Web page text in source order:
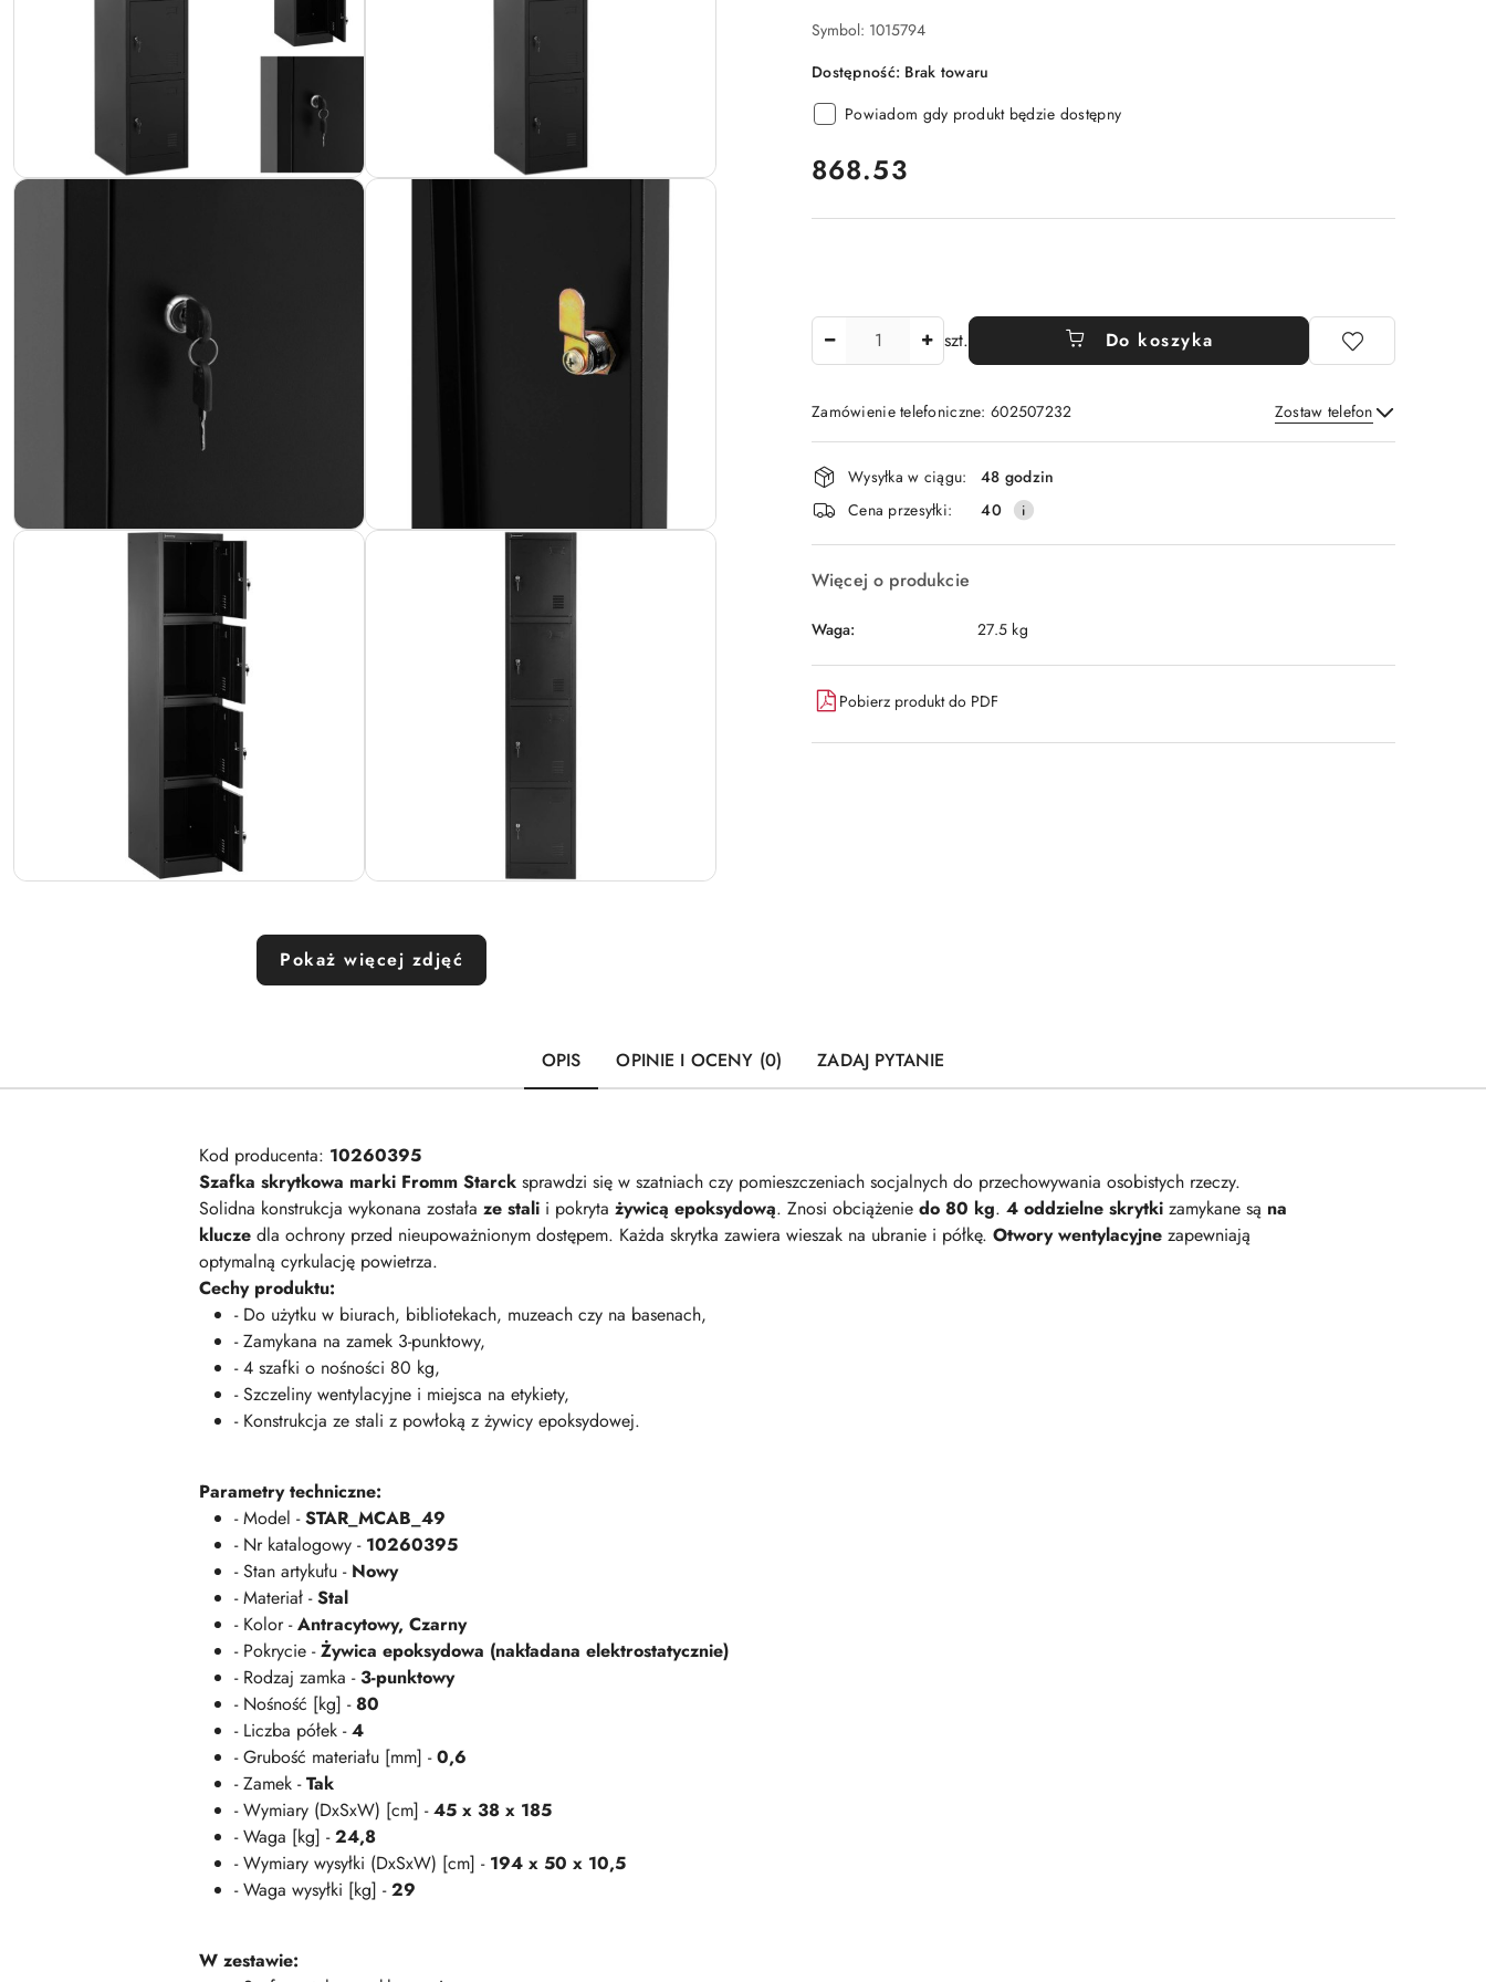
Pokaż więcej zdjęć
Symbol: 1015794
Dostępność: Brak towaru
Powiadom gdy produkt będzie dostępny
cena:
868.53
szt. Do koszyka
Zamówienie telefoniczne: 602507232 Zostaw telefon
Wyślij
Dostępność
i
dostawa
Wysyłka w ciągu:
48 godzin
Cena przesyłki:
40
Więcej o produkcie
Waga: 27.5 kg
Pobierz produkt do PDF
OPIS OPINIE I OCENY (0) ZADAJ PYTANIE
Kod producenta: 10260395
Szafka skrytkowa marki Fromm Starck sprawdzi się w szatniach czy pomieszczeniach socjalnych do przechowywania osobistych rzeczy.
Solidna konstrukcja wykonana została ze stali i pokryta żywicą epoksydową. Znosi obciążenie do 80 kg. 4 oddzielne skrytki zamykane są na
klucze dla ochrony przed nieupoważnionym dostępem. Każda skrytka zawiera wieszak na ubranie i półkę. Otwory wentylacyjne zapewniają
optymalną cyrkulację powietrza.
Cechy produktu:
- Do użytku w biurach, bibliotekach, muzeach czy na basenach,
- Zamykana na zamek 3-punktowy,
- 4 szafki o nośności 80 kg,
- Szczeliny wentylacyjne i miejsca na etykiety,
- Konstrukcja ze stali z powłoką z żywicy epoksydowej.
Parametry techniczne:
- Model -STAR_MCAB_49
- Nr katalogowy - 10260395
- Stan artykułu - Nowy
- Materiał -Stal
- Kolor -Antracytowy, Czarny
- Pokrycie -Żywica epoksydowa (nakładana elektrostatycznie)
- Rodzaj zamka -3-punktowy
- Nośność [kg] -80
- Liczba półek -4
- Grubość materiału [mm] -0,6
- Zamek -Tak
- Wymiary (DxSxW) [cm] -45 x 38 x 185
- Waga [kg] -24,8
- Wymiary wysyłki (DxSxW) [cm] - 194 x 50 x 10,5
- Waga wysyłki [kg] -29
W zestawie: